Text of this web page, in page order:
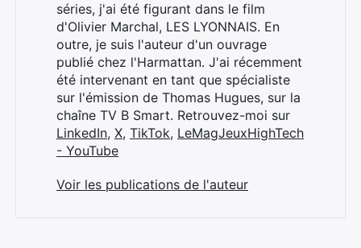
séries, j'ai été figurant dans le film
d'Olivier Marchal, LES LYONNAIS. En
outre, je suis l'auteur d'un ouvrage
publié chez l'Harmattan. J'ai récemment
été intervenant en tant que spécialiste
sur l'émission de Thomas Hugues, sur la
chaîne TV B Smart. Retrouvez-moi sur
LinkedIn, X, TikTok, LeMagJeuxHighTech
- YouTube
Voir les publications de l'auteur